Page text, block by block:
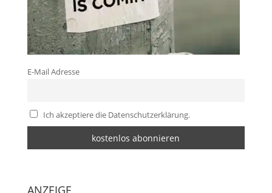
E-Mail Adresse
Ich akzeptiere die Datenschutzerklärung.
ANZEIGE